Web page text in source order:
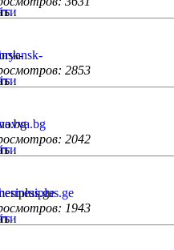
2853
2042
1943